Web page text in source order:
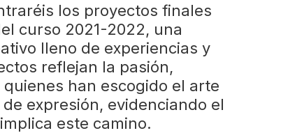
los proyectos finales
curso 2021-2022, una
lleno de experiencias y
reflejan la pasión,
han escogido el arte
expresión, evidenciando el
este camino.